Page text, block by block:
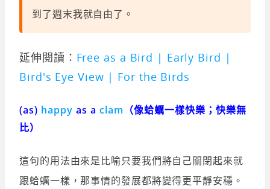
到了週末我就自由了。
延伸閱讀： Free as a Bird | Early Bird |
Bird's Eye View | For the Birds
(as) happy as a clam （像蛤蠣一樣快樂；快樂無
比）
這句的用法由來是比喻只要我們將自己關閉起來就
跟蛤蠣一樣，那事情的發展都將變得更平靜安穩。